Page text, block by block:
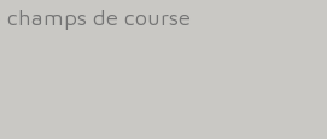
de course